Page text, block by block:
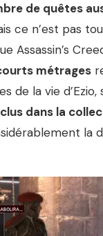
de quêtes
ce n’est pas
Assassin’s
métrages
de la vie d’Ezio,
dans la
la